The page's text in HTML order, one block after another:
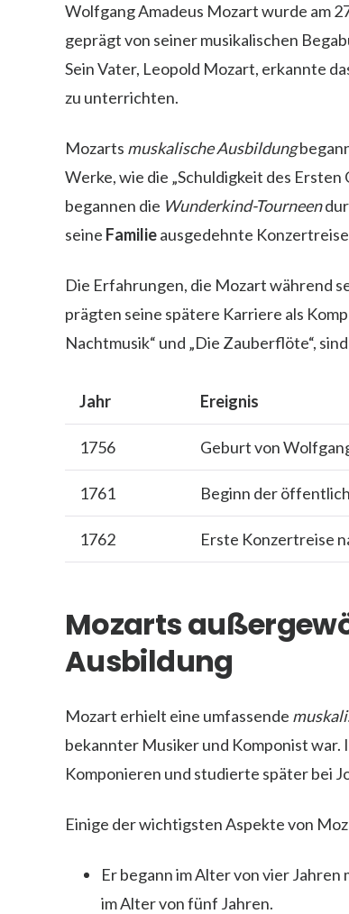
Wolfgang Amadeus Mozart wurde am
geprägt von seiner musikalischen
Sein Vater, Leopold Mozart, erkannte
zu unterrichten.
Mozarts muskalische Ausbildung
Werke, wie die „Schuldigkeit des
begannen die Wunderkind-Tourneen
seine Familieausgedehnte
Die Erfahrungen, die Mozart während
prägten seine spätere Karriere als
Nachtmusik“ und „Die Zauberflöte“,
Jahr Ereignis
1756 Geburt von
1761 Beginn der
1762 Erste Konzertreise
Mozarts
Ausbildung
Mozart erhielt eine umfassende
bekannter Musiker und Komponist
Komponieren und studierte später bei
Einige der wichtigsten Aspekte von
Er begann im Alter von vier
im Alter von fünf Jahren.